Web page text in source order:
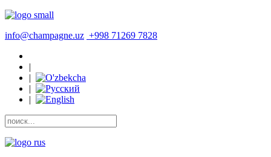
info@champagne.uz +998 71269 7828
|
|
|
|